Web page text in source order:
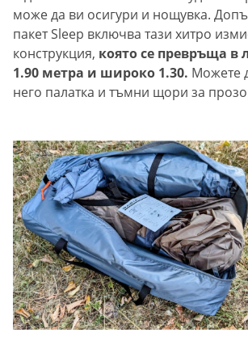
може да ви осигури и нощувка.
пакет Sleep включва тази хитро
конструкция, която се превръща в
1.90 метра и широко 1.30. Можете
него палатка и тъмни щори за